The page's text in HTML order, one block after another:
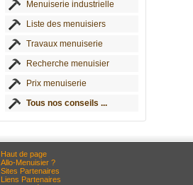
Menuiserie industrielle
Liste des menuisiers
Travaux menuiserie
Recherche menuisier
Prix menuiserie
Tous nos conseils ...
Haut de page
Allo-Menuisier ?
Sites Partenaires
Liens Partenaires